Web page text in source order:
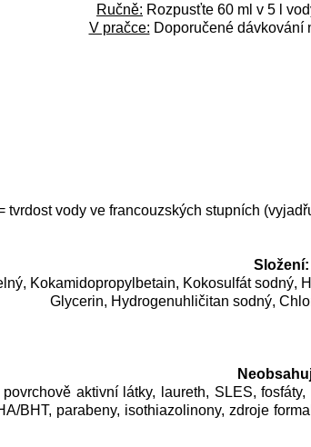
Ručně: Rozpusťte 60 ml v 5 l
V pračce: Doporučené dávkování
tvrdost vody ve francouzských stupních
Složení:
Kokamidopropylbetain, Kokosulfát
Glycerin, Hydrogenuhličitan sodný,
aktivní látky, laureth, SLES,
BHT, parabeny, isothiazolinony, zdroje